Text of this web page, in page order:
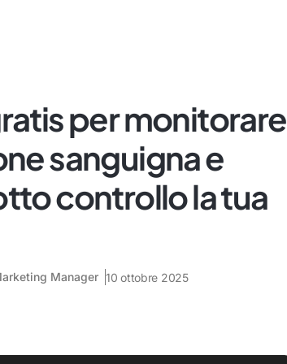
per monitorare
sanguigna e
controllo la tua
Manager 10 ottobre 2025